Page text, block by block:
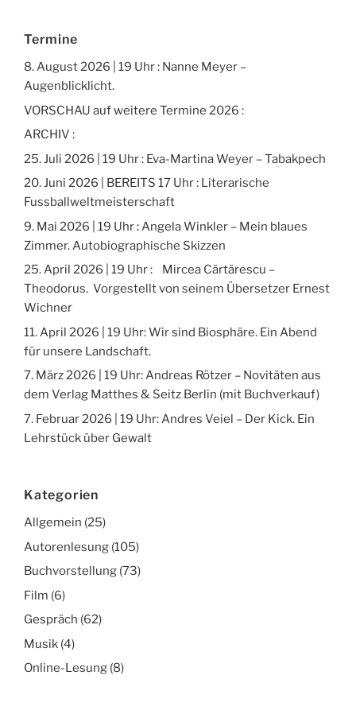
Termine
8. August 2026 | 19 Uhr : Nanne Meyer –
Augenblicklicht.
VORSCHAU auf weitere Termine 2026 :
ARCHIV :
25. Juli 2026 | 19 Uhr : Eva-Martina Weyer – Tabakpech
20. Juni 2026 | BEREITS 17 Uhr : Literarische
Fussballweltmeisterschaft
9. Mai 2026 | 19 Uhr : Angela Winkler – Mein blaues
Zimmer. Autobiographische Skizzen
25. April 2026 | 19 Uhr : Mircea Cărtărescu –
Theodorus. Vorgestellt von seinem Übersetzer Ernest
Wichner
11. April 2026 | 19 Uhr: Wir sind Biosphäre. Ein Abend
für unsere Landschaft.
7. März 2026 | 19 Uhr: Andreas Rötzer – Novitäten aus
dem Verlag Matthes & Seitz Berlin (mit Buchverkauf)
7. Februar 2026 | 19 Uhr: Andres Veiel – Der Kick. Ein
Lehrstück über Gewalt
Kategorien
Allgemein (25)
Autorenlesung (105)
Buchvorstellung (73)
Film (6)
Gespräch (62)
Musik (4)
Online-Lesung (8)